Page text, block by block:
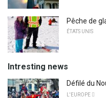
Pêche de
ÉTATS UNIS
Intresting news
Défilé du
L'EUROPE 